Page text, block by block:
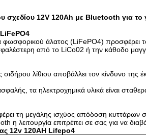
σχεδίου 12V 120Ah με Bluetooth για το
φωσφορικού άλατος (LiFePO4)
από το LiCo02 ή την κάθοδο
λίθιου αποβάλλει τον κίνδυνο
τα ηλεκτροχημικά υλικά είναι
τη μεγάλης ισχύος απόδοση κυττάρων
η λειτουργία επιτρέπει σε σας για να
12v 120AH Lifepo4